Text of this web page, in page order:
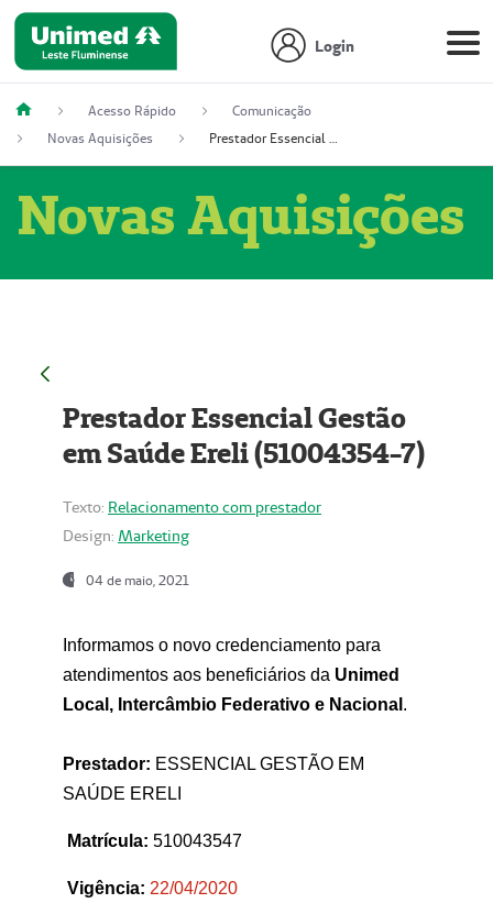
Login
Acesso Rápido
Comunicação
Novas Aquisições
Prestador Essencial Gestão em Saúde Ereli (51004354-7)
Novas Aquisições
Prestador Essencial Gestão
em Saúde Ereli (51004354-7)
Texto: Relacionamento com prestador
Design: Marketing
04 de maio, 2021
Informamos o novo credenciamento para
atendimentos aos beneficiários da Unimed
Local, Intercâmbio Federativo e Nacional .
Prestador: ESSENCIAL GESTÃO EM
SAÚDE ERELI
Matrícula: 510043547
Vigência: 22/04/2020